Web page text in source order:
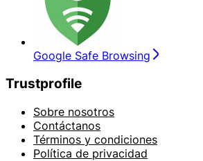
Google Safe Browsing
Trustprofile
Sobre nosotros
Contáctanos
Términos y condiciones
Política de privacidad